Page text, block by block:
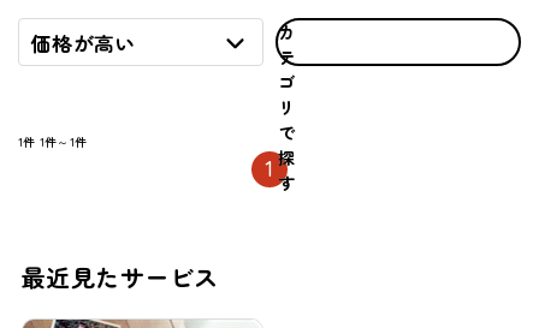
価格が高い
カ
テ
ゴ
リ
で
探
す
1件 1件～1件
1
最近見たサービス